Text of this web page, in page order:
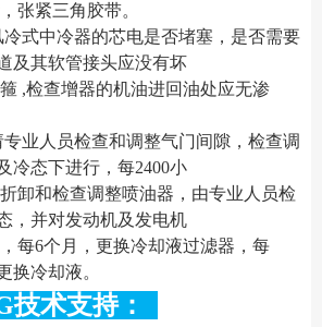
张紧三角胶带。
式中冷器的芯电是否堵塞，是否需要
及其软管接头应没有坏
,检查增器的机油进回油处应无渗
专业人员检查和调整气门间隙，检查调
冷态下进行，每2400小
卸和检查调整喷油器，由专业人员检
，并对发动机及发电机
每6个月，更换冷却液过滤器，每
换冷却液。
技术支持：